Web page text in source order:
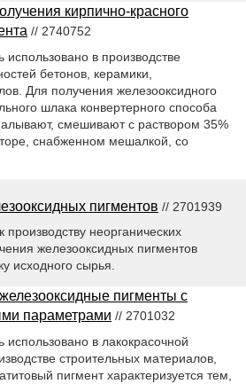
кирпично-красного
// 2740752
в производстве
бетонов, керамики,
Для получения железооксидного
шлака конвертерного способа
смешивают с раствором 35%
снабженном мешалкой, со
пигментов // 2701939
производству неорганических
железооксидных пигментов
исходного сырья.
пигменты с
параметрами // 2701032
в лакокрасочной
строительных материалов,
пигмент характеризуется тем,